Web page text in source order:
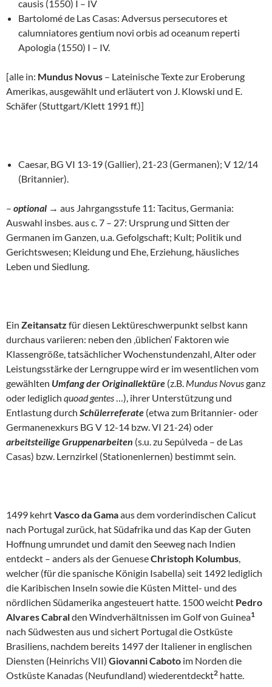
causis (1550) I – IV
Bartolomé de Las Casas: Adversus persecutores et
calumniatores gentium novi orbis ad oceanum reperti
Apologia (1550) I – IV.
[alle in: Mundus Novus – Lateinische Texte zur Eroberung
Amerikas, ausgewählt und erläutert von J. Klowski und E.
Schäfer (Stuttgart/Klett 1991 ff.)]
Caesar, BG VI 13-19 (Gallier), 21-23 (Germanen); V 12/14
(Britannier).
– optional → aus Jahrgangsstufe 11: Tacitus, Germania:
Auswahl insbes. aus c. 7 – 27: Ursprung und Sitten der
Germanen im Ganzen, u.a. Gefolgschaft; Kult; Politik und
Gerichtswesen; Kleidung und Ehe, Erziehung, häusliches
Leben und Siedlung.
Ein Zeitansatz für diesen Lektüreschwerpunkt selbst kann
durchaus variieren: neben den ‚üblichen‘ Faktoren wie
Klassengröße, tatsächlicher Wochenstundenzahl, Alter oder
Leistungsstärke der Lerngruppe wird er im wesentlichen vom
gewählten Umfang der Originallektüre (z.B. Mundus Novusganz
oder lediglich quoad gentes…), ihrer Unterstützung und
Entlastung durch Schülerreferate (etwa zum Britannier- oder
Germanenexkurs BG V 12-14 bzw. VI 21-24) oder
arbeitsteilige Gruppenarbeiten (s.u. zu Sepúlveda – de Las
Casas) bzw. Lernzirkel (Stationenlernen) bestimmt sein.
1499 kehrtVasco da Gamaaus dem vorderindischen Calicut
nach Portugal zurück, hat Südafrika und das Kap der Guten
Hoffnung umrundet und damit den Seeweg nach Indien
entdeckt – anders als der GenueseChristoph Kolumbus,
welcher (für die spanische Königin Isabella) seit 1492 lediglich
die Karibischen Inseln sowie die Küsten Mittel- und des
nördlichen Südamerika angesteuert hatte. 1500 weicht Pedro
Alvares Cabralden Windverhältnissen im Golf von Guinea1
nach Südwesten aus und sichert Portugal die Ostküste
Brasiliens, nachdem bereits 1497 der Italiener in englischen
Diensten (Heinrichs VII) Giovanni Caboto im Norden die
Ostküste Kanadas (Neufundland) wiederentdeckt2 hatte.